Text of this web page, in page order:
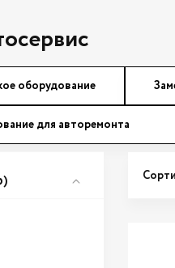
оборудование
для авторемонта